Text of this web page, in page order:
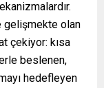
gelişmekte olan
çekiyor: kısa
beslenen,
hedefleyen